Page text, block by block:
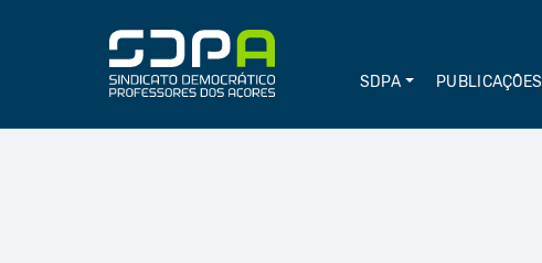
SDPA PUBLICAÇÕES